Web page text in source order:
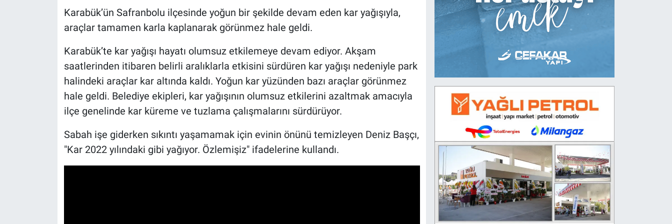
Karabük’ün Safranbolu ilçesinde yoğun bir şekilde devam eden kar yağışıyla,
araçlar tamamen karla kaplanarak görünmez hale geldi.
Karabük’te kar yağışı hayatı olumsuz etkilemeye devam ediyor. Akşam
saatlerinden itibaren belirli aralıklarla etkisini sürdüren kar yağışı nedeniyle park
halindeki araçlar kar altında kaldı. Yoğun kar yüzünden bazı araçlar görünmez
hale geldi. Belediye ekipleri, kar yağışının olumsuz etkilerini azaltmak amacıyla
ilçe genelinde kar küreme ve tuzlama çalışmalarını sürdürüyor.
Sabah işe giderken sıkıntı yaşamamak için evinin önünü temizleyen Deniz Başçı,
"Kar 2022 yılındaki gibi yağıyor. Özlemişiz" ifadelerine kullandı.